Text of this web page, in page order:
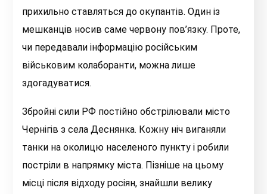
прихильно ставляться до окупантів. Один із
мешканців носив саме червону пов’язку. Проте,
чи передавали інформацію російським
військовим колаборанти, можна лише
здогадуватися.
Збройні сили РФ постійно обстрілювали місто
Чернігів з села Деснянка. Кожну ніч виганяли
танки на околицю населеного пункту і робили
постріли в напрямку міста. Пізніше на цьому
місці після відходу росіян, знайшли велику